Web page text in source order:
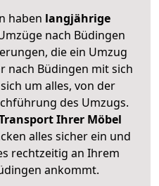
haben langjährige
nach Büdingen
die ein Umzug
nach Büdingen mit sich
um alles, von der
des Umzugs.
Ihrer Möbel
alles sicher ein und
rechtzeitig an Ihrem
ankommt.